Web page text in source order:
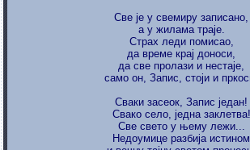
Све је у свемиру записано,
а у жилама траје.
Страх леди помисао,
да време крај доноси,
да све пролази и нестаје,
само он, Запис, стоји и
Сваки засеок, Запис један!
Свако село, једна заклетва!
Све свето у њему лежи...
Недоумице разбија истином